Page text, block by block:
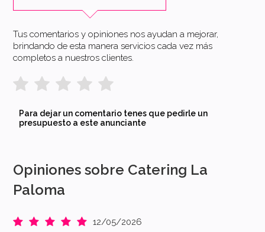
Tus comentarios y opiniones nos ayudan a mejorar,
brindando de esta manera servicios cada vez más
completos a nuestros clientes.
Para dejar un comentario tenes que pedirle un
presupuesto a este anunciante
Opiniones sobre Catering La
Paloma
12/05/2026